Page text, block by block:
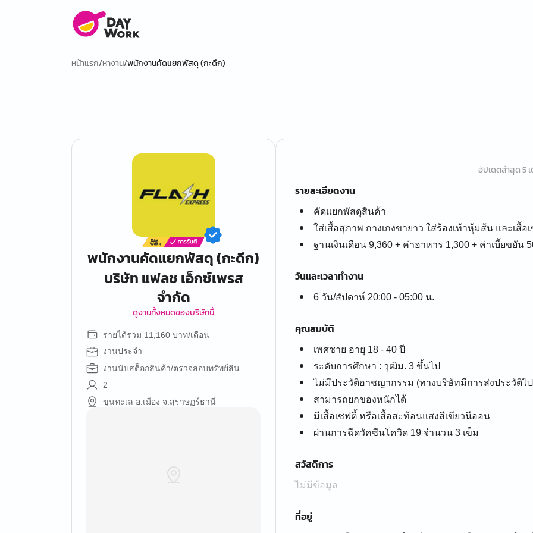
หน้าแรก/หางาน/พนักงานคัดแยกพัสดุ (กะดึก)
พนักงานคัดแยกพัสดุ (กะดึก)
บริษัท แฟลช เอ็กซ์เพรส
จำกัด
ดูงานทั้งหมดของบริษัทนี้
รายได้รวม 11,160 บาท/เดือน
งานประจำ
งานนับสต็อกสินค้า/ตรวจสอบทรัพย์สิน
2
ขุนทะเล อ.เมือง จ.สุราษฏร์ธานี
อัปเดตล่าสุด 5
รายละเอียดงาน
คัดแยกพัสดุสินค้า
ใส่เสื้อสุภาพ กางเกงขายาว ใส่ร้องเท้าหุ้มส้น และเสื้
ฐานเงินเดือน 9,360 + ค่าอาหาร 1,300 + ค่าเบี้ยขยัน
วันและเวลาทำงาน
6 วัน/สัปดาห์ 20:00 - 05:00 น.
คุณสมบัติ
เพศชาย อายุ 18 - 40 ปี
ระดับการศึกษา : วุฒิม. 3 ขึ้นไป
ไม่มีประวัติอาชญากรรม (ทางบริษัทมีการส่งประวัติไ
สามารถยกของหนักได้
มีเสื้อเซฟตี้ หรือเสื้อสะท้อนแสงสีเขียวนีออน
ผ่านการฉีดวัคซีนโควิด 19 จำนวน 3 เข็ม
สวัสดิการ
ไม่มีข้อมูล
ที่อยู่